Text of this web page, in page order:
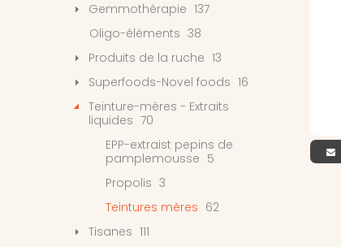
Gemmothérapie 137
Oligo-éléments 38
Produits de la ruche 13
Superfoods-Novel foods 16
Teinture-mères - Extraits
liquides 70
EPP-extraist pepins de
pamplemousse 5
Propolis 3
Teintures mères 62
Tisanes 111